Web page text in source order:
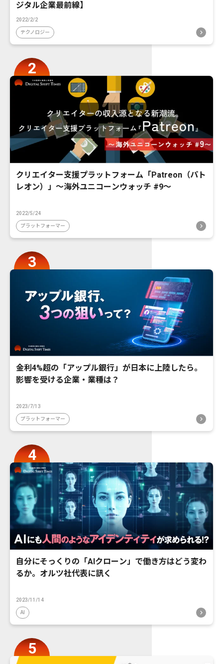
ジタル企業最前線】
2022/2/2
テクノロジー
クリエイター支援プラットフォーム「Patreon（パト
レオン）」〜海外ユニコーンウォッチ #9〜
2022/5/24
プラットフォーマー
金利4%超の「アップル銀行」が日本に上陸したら。
影響を受ける企業・業種は？
2023/7/13
プラットフォーマー
自分にそっくりの「AIクローン」で働き方はどう変わ
るか。オルツ社代表に訊く
2023/11/14
AI